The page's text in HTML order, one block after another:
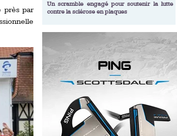
près par
Académie Golf Barrière Julien Xanthopoulos,
Amundi Evian Championship, de nouvelles
expériences immersives
Evian Resort Golf Club : Saison 2 du
Programme Performance
Un scramble engagé pour soutenir la lutte
contre la sclérose en plaques
Series & Trophée Écologie, deux circuits
amateurs en 10 étapes
Royal Air Maroc Golf & Padel Cup : le nouvel
event sport et networking
LPGA Tour 2026 : une saison record pour le
golf féminin